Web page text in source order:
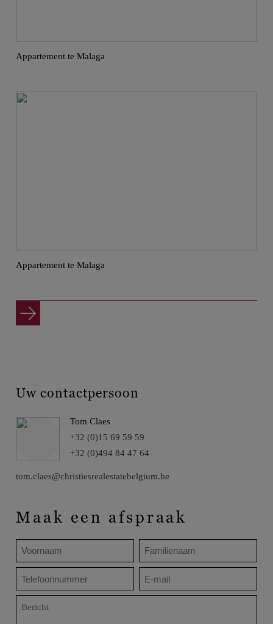
Appartement te Malaga
Appartement te Malaga
Maak een afspraak
Uw contactpersoon
Tom Claes
+32 (0)15 69 59 59
+32 (0)494 84 47 64
tom.claes@christiesrealestatebelgium.be